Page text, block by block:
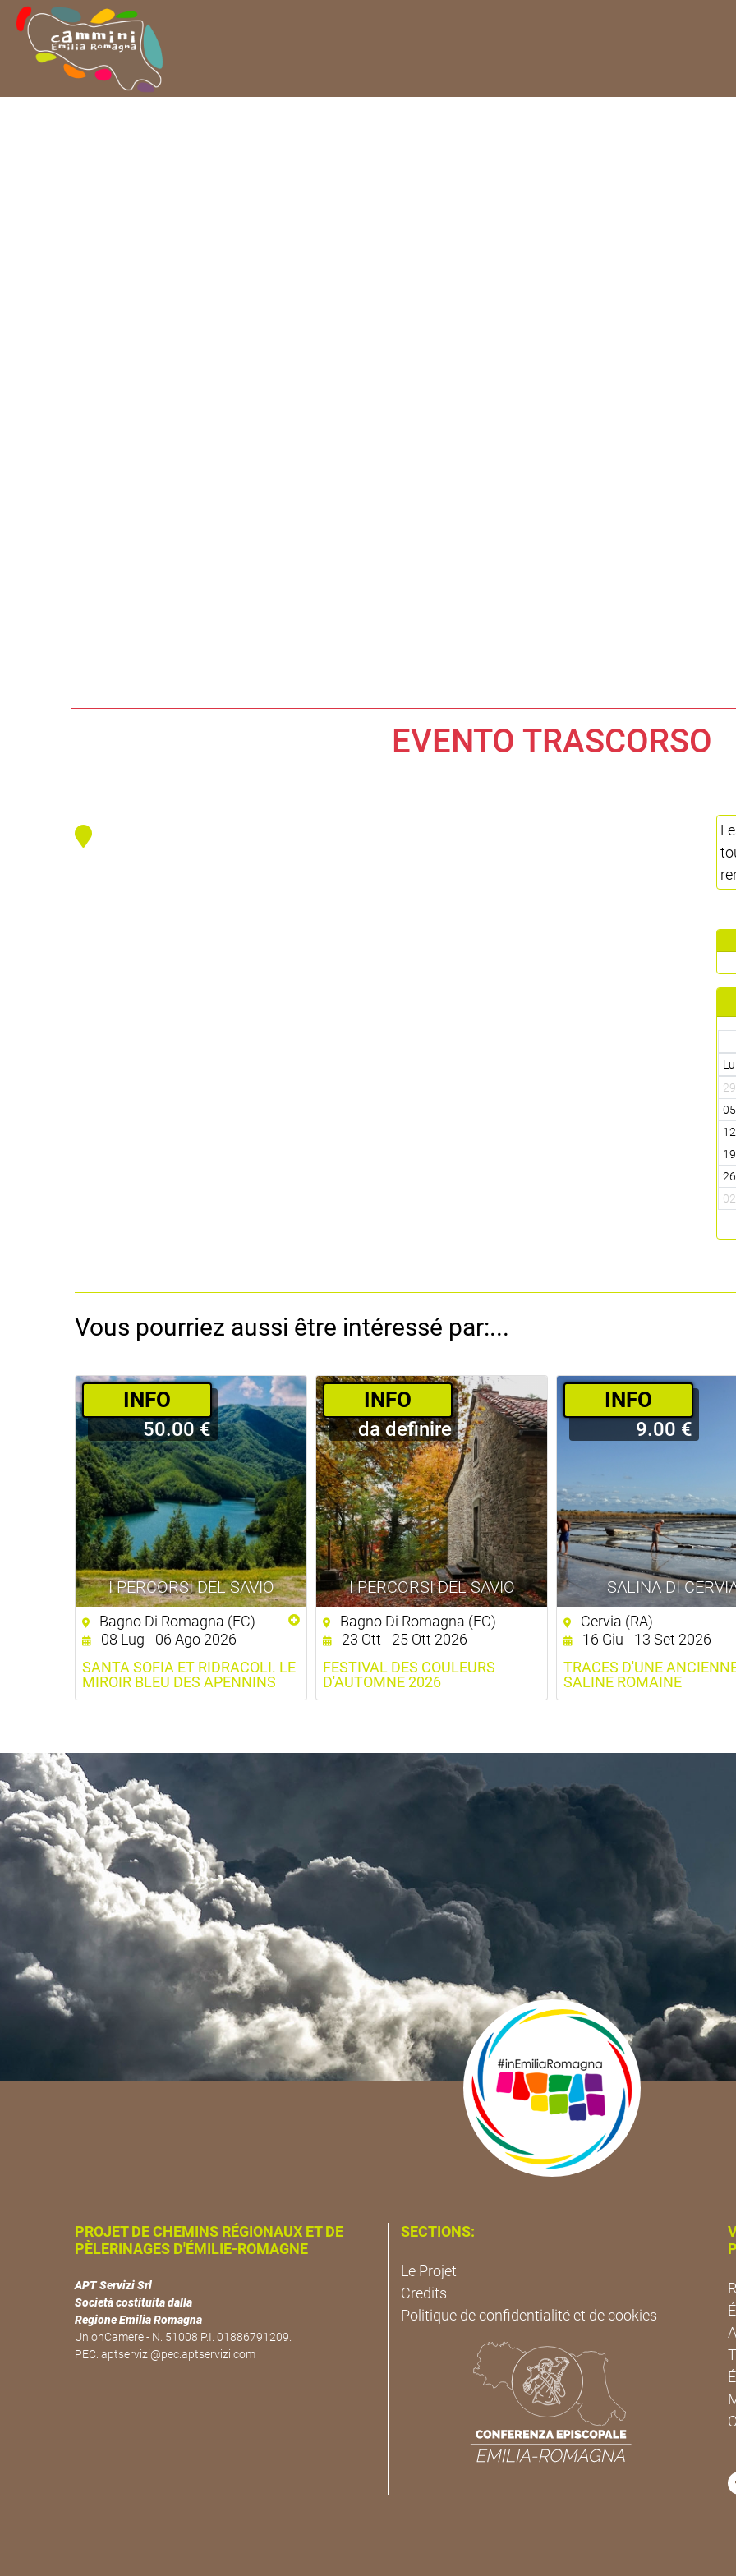
EVENTO TRASCORSO
29
05
12
19
26
02
Vous pourriez aussi être intéressé par:...
I PERCORSI DEL SAVIO
­INFO
50.00 €
Bagno Di Romagna (FC)
08 Lug - 06 Ago 2026
SANTA SOFIA ET RIDRACOLI. LE
MIROIR BLEU DES APENNINS
I PERCORSI DEL SAVIO
­INFO
da definire
Bagno Di Romagna (FC)
23 Ott - 25 Ott 2026
FESTIVAL DES COULEURS
D'AUTOMNE 2026
SALINA DI
­INFO
9.00 €
Cervia (RA)
16 Giu - 13 Set 2026
TRACES D'UNE
SALINE ROMAINE
PROJET DE CHEMINS RÉGIONAUX ET DE
PÈLERINAGES D'ÉMILIE-ROMAGNE
APT Servizi Srl
Società costituita dalla
Regione Emilia Romagna
UnionCamere - N. 51008 P.I. 01886791209.
PEC: aptservizi@pec.aptservizi.com
SECTIONS:
Le Projet
Credits
Politique de confidentialité et de cookies